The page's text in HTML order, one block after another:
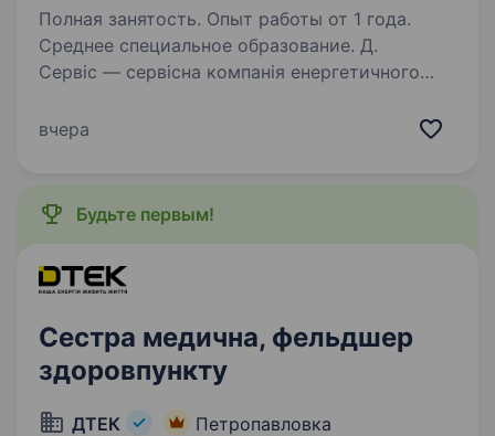
Полная занятость. Опыт работы от 1 года.
Среднее специальное образование. Д.
Сервіс — сервісна компанія енергетичного
операційну підтримку бізнесам групи. Щодня
співробітників…
вчера
Будьте первым!
Сестра медична, фельдшер
здоровпункту
ДТЕК Петропавловка